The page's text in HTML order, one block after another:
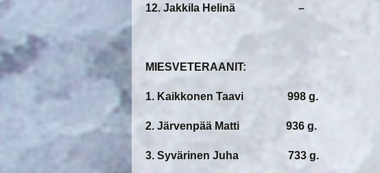
12. Jakkila Helinä –
MIESVETERAANIT:
1. Kaikkonen Taavi 998 g.
2. Järvenpää Matti 936 g.
3. Syvärinen Juha 733 g.